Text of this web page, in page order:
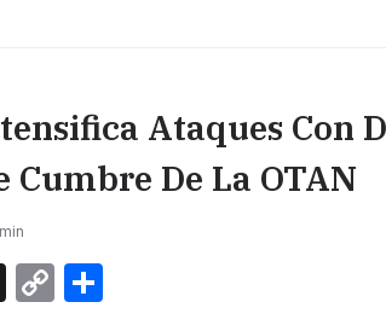
Ataques Con
Cumbre De La OTAN
X
C